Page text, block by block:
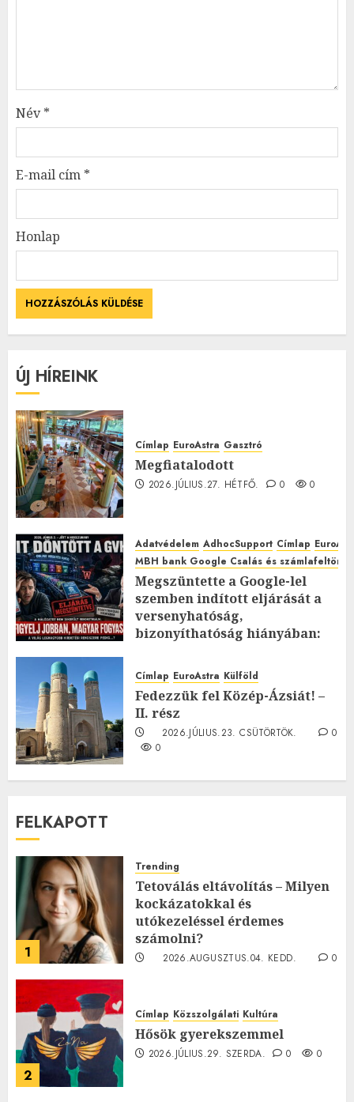
Név*
E-mail cím *
Honlap
ÚJ HÍREINK
Címlap EuroAstra Gasztró
Megfiatalodott
2026.JÚLIUS.27. HÉTFŐ. 0 0
Adatvédelem AdhocSupport Címlap
MBH bank Google Csalás és
Megszüntette a Google-lel
szemben indított eljárását a
versenyhatóság,
bizonyíthatóság hiányában:
2026.JÚLIUS.23. CSÜTÖRTÖK.
0
Címlap EuroAstra Külföld
Fedezzük fel Közép-Ázsiát! –
II. rész
2026.JÚLIUS.23. CSÜTÖRTÖK.
0
0
FELKAPOTT
1
Trending
Tetoválás eltávolítás – Milyen
kockázatokkal és
utókezeléssel érdemes
számolni?
2026.AUGUSZTUS.04. KEDD.
0
2
Címlap Közszolgálati Kultúra
Hősök gyerekszemmel
2026.JÚLIUS.29. SZERDA. 0 0